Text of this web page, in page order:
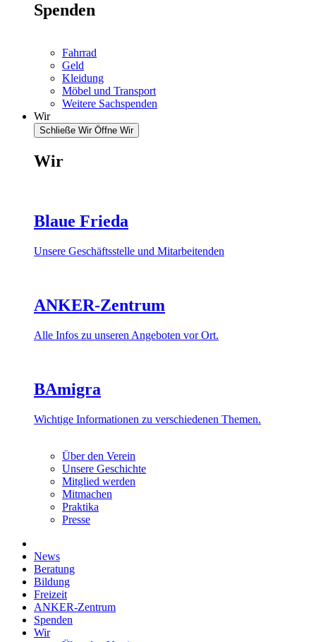
Spenden
Fahrrad
Geld
Kleidung
Möbel und Transport
Weitere Sachspenden
Wir
Schließe Wir Öffne Wir
Wir
Blaue Frieda
Unsere Geschäftsstelle und Mitarbeitenden
ANKER-Zentrum
Alle Infos zu unseren Angeboten vor Ort.
BAmigra
Wichtige Informationen zu verschiedenen Themen.
Über den Verein
Unsere Geschichte
Mitglied werden
Mitmachen
Praktika
Presse
News
Beratung
Bildung
Freizeit
ANKER-Zentrum
Spenden
Wir